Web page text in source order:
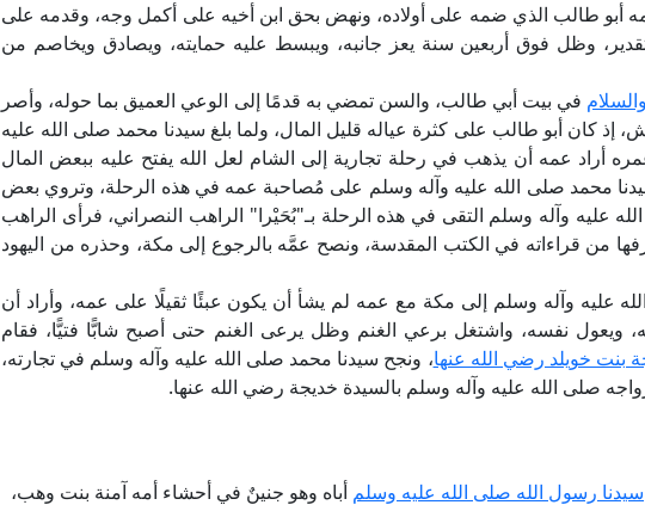
أبو طالب الذي ضمه على أولاده، ونهض بحق ابن أخيه على أكمل وجه، وقدمه على
وظل فوق أربعين سنة يعز جانبه، ويبسط عليه حمايته، ويصادق ويخاصم من
في بيت أبي طالب، والسن تمضي به قدمًا إلى الوعي العميق بما حوله، وأصر
كان أبو طالب على كثرة عياله قليل المال، ولما بلغ سيدنا محمد صلى الله عليه
أراد عمه أن يذهب في رحلة تجارية إلى الشام لعل الله يفتح عليه ببعض المال
محمد صلى الله عليه وآله وسلم على مُصاحبة عمه في هذه الرحلة، وتروي بعض
عليه وآله وسلم التقى في هذه الرحلة بـ"بُحَيْرا" الراهب النصراني، فرأى الراهب
من قراءاته في الكتب المقدسة، ونصح عمَّه بالرجوع إلى مكة، وحذره من اليهود
عليه وآله وسلم إلى مكة مع عمه لم يشأ أن يكون عبئًا ثقيلًا على عمه، وأراد أن
نفسه، واشتغل برعي الغنم وظل يرعى الغنم حتى أصبح شابًّا فتيًّا، فقام
بنت خويلد رضي الله عنها، ونجح سيدنا محمد صلى الله عليه وآله وسلم في تجارته،
صلى الله عليه وآله وسلم بالسيدة خديجة رضي الله عنها.
سيدنا رسول الله صلى الله عليه وسلم أباه وهو جنينٌ في أحشاء أمه آمنة بنت وهب،